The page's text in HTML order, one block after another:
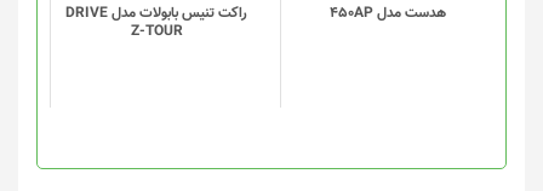
هدست مدل 450AP
راکت تنیس بابولات مدل DRIVE
Z-TOUR